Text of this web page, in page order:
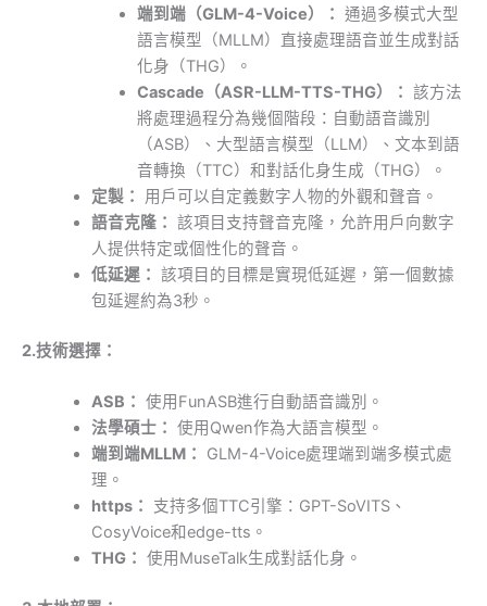
端到端（GLM-4-Voice）： 通過多模式大型
語言模型（MLLM）直接處理語音並生成對話
化身（THG）。
Cascade（ASR-LLM-TTS-THG）： 該方法
將處理過程分為幾個階段：自動語音識別
（ASB）、大型語言模型（LLM）、文本到語
音轉換（TTC）和對話化身生成（THG）。
定製：
用戶可以自定義數字人物的外觀和聲音。
語音克隆： 該項目支持聲音克隆，允許用戶向數字
人提供特定或個性化的聲音。
低延遲： 該項目的目標是實現低延遲，第一個數據
包延遲約為3秒。
2.技術選擇：
ASB： 使用FunASB進行自動語音識別。
法學碩士： 使用Qwen作為大語言模型。
端到端MLLM：
GLM-4-Voice處理端到端多模式處
理。
https：
支持多個TTC引擎：GPT-SoVITS、
CosyVoice和edge-tts。
THG： 使用MuseTalk生成對話化身。